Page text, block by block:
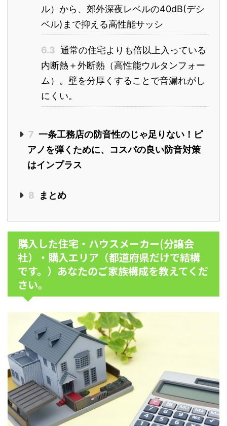
ル）から、郊外深夜レベルの40dB(デシ
ベル)まで抑える高性能サッシ
6.3 通常の住宅よりも倍以上入っている
内断熱＋外断熱（高性能ウルタンフォー
ム）。壁を分厚くすることで音漏れがし
にくい。
7 一条工務店の防音性のじゃ足りない！ピ
アノを弾くために、コスパの良い防音対策
はインプラス
8 まとめ
購入した住宅・ハウスメーカー(分譲会
社）・購入エリア（都道府県だけで結構
です。）あなたのご家族構成を教えてくだ
さい。